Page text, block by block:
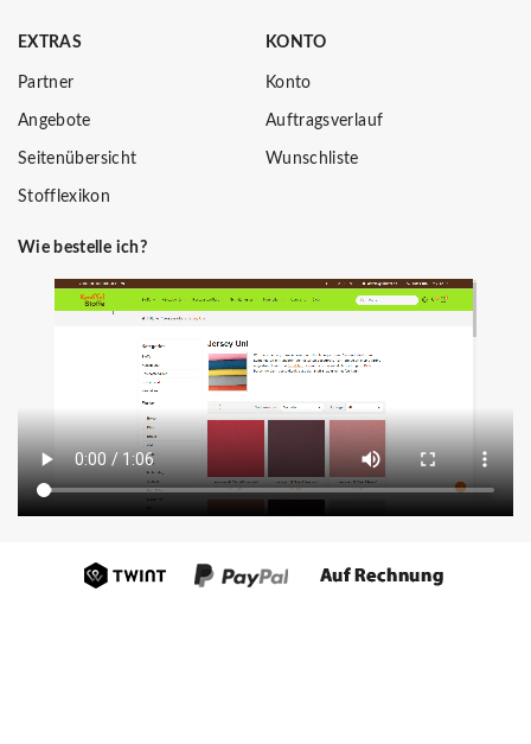
EXTRAS
Partner
Angebote
Seitenübersicht
Stofflexikon
KONTO
Konto
Auftragsverlauf
Wunschliste
Wie bestelle ich?